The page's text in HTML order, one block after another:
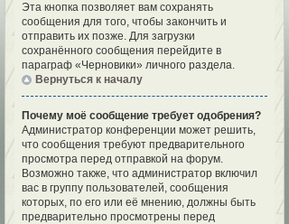
Эта кнопка позволяет вам сохранять
сообщения для того, чтобы закончить и
отправить их позже. Для загрузки
сохранённого сообщения перейдите в
параграф «Черновики» личного раздела.
Вернуться к началу
Почему моё сообщение требует одобрения?
Администратор конференции может решить,
что сообщения требуют предварительного
просмотра перед отправкой на форум.
Возможно также, что администратор включил
вас в группу пользователей, сообщения
которых, по его или её мнению, должны быть
предварительно просмотрены перед